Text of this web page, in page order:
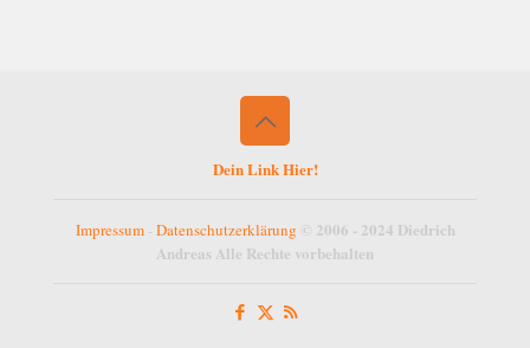
Dein Link Hier!
Impressum- Datenschutzerklärung © 2006 - 2024 Diedrich
Andreas Alle Rechte vorbehalten